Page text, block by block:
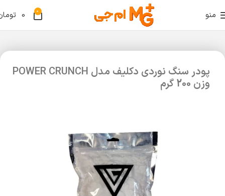
منو 0
0
پودر سنگ نوردی دکلیف مدل POWER CRUNCH
وزن 200 گرم